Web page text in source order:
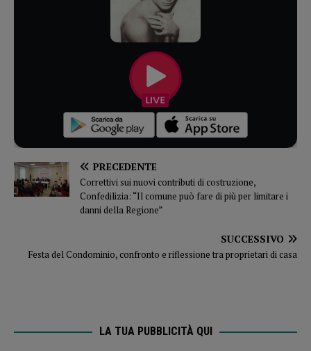
PRECEDENTE
Correttivi sui nuovi contributi di costruzione,
Confedilizia: “Il comune può fare di più per limitare i
danni della Regione”
SUCCESSIVO
Festa del Condominio, confronto e riflessione tra proprietari di casa
LA TUA PUBBLICITÀ QUI